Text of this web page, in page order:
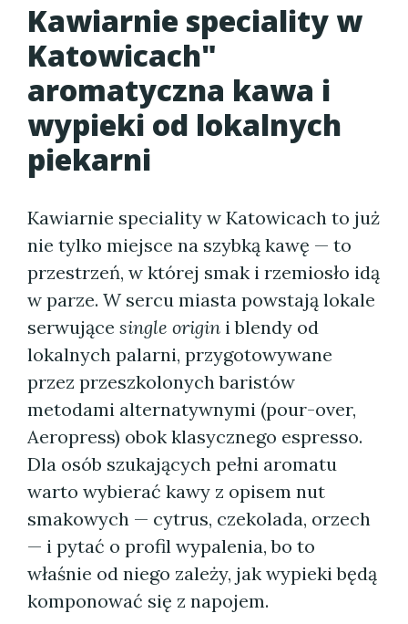
Kawiarnie speciality w
Katowicach"
aromatyczna kawa i
wypieki od lokalnych
piekarni
Kawiarnie speciality w Katowicach to już
nie tylko miejsce na szybką kawę — to
przestrzeń, w której smak i rzemiosło idą
w parze. W sercu miasta powstają lokale
serwujące single origin i blendy od
lokalnych palarni, przygotowywane
przez przeszkolonych baristów
metodami alternatywnymi (pour-over,
Aeropress) obok klasycznego espresso.
Dla osób szukających pełni aromatu
warto wybierać kawy z opisem nut
smakowych — cytrus, czekolada, orzech
— i pytać o profil wypalenia, bo to
właśnie od niego zależy, jak wypieki będą
komponować się z napojem.